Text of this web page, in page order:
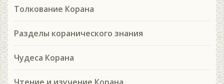
Толкование Корана
Разделы коранического знания
Чудеса Корана